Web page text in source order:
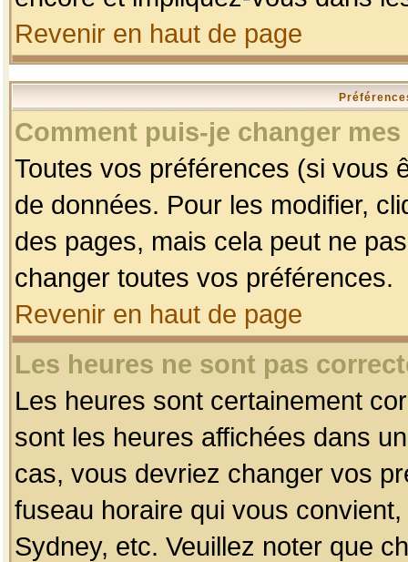
Revenir en haut de page
Comment puis-je changer
Toutes vos préférences (si vous
de données. Pour les modifier,
des pages, mais cela peut ne
changer toutes vos préférences.
Revenir en haut de page
Les heures ne sont pas
Les heures sont certainement
sont les heures affichées dans
cas, vous devriez changer vos
fuseau horaire qui vous
Sydney, etc. Veuillez noter que